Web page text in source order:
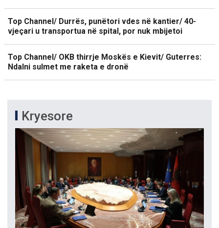
Top Channel/ Durrës, punëtori vdes në kantier/ 40-
vjeçari u transportua në spital, por nuk mbijetoi
Top Channel/ OKB thirrje Moskës e Kievit/ Guterres:
Ndalni sulmet me raketa e dronë
Kryesore